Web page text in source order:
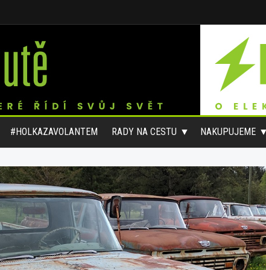
#HOLKAZAVOLANTEM RADY NA CESTU NAKUPUJEME